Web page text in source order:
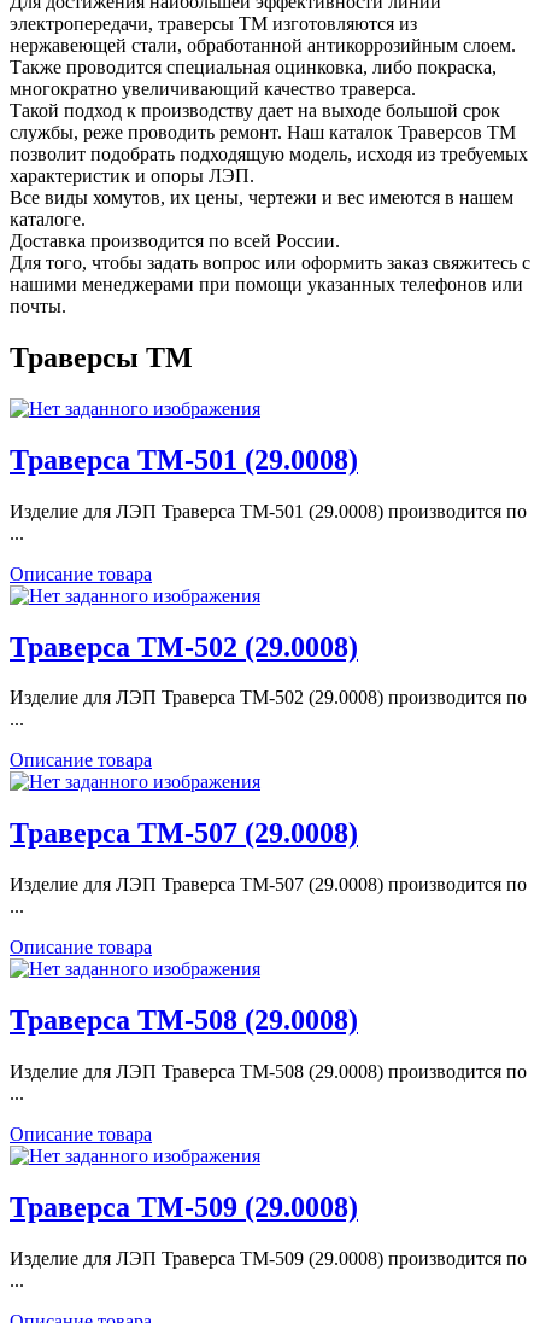
электропередачи, траверсы ТМ изготовляются из
нержавеющей стали, обработанной антикоррозийным слоем.
Также проводится специальная оцинковка, либо покраска,
многократно увеличивающий качество траверса.
Такой подход к производству дает на выходе большой срок
службы, реже проводить ремонт. Наш каталок Траверсов ТМ
позволит подобрать подходящую модель, исходя из требуемых
характеристик и опоры ЛЭП.
Все виды хомутов, их цены, чертежи и вес имеются в нашем
каталоге.
Доставка производится по всей России.
Для того, чтобы задать вопрос или оформить заказ свяжитесь с
нашими менеджерами при помощи указанных телефонов или
почты.
Траверсы ТМ
Траверса ТМ-501 (29.0008)
Изделие для ЛЭП Траверса ТМ-501 (29.0008) производится по
...
Описание товара
Траверса ТМ-502 (29.0008)
Изделие для ЛЭП Траверса ТМ-502 (29.0008) производится по
...
Описание товара
Траверса ТМ-507 (29.0008)
Изделие для ЛЭП Траверса ТМ-507 (29.0008) производится по
...
Описание товара
Траверса ТМ-508 (29.0008)
Изделие для ЛЭП Траверса ТМ-508 (29.0008) производится по
...
Описание товара
Траверса ТМ-509 (29.0008)
Изделие для ЛЭП Траверса ТМ-509 (29.0008) производится по
...